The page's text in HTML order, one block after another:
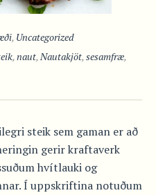
, Uncategorized
,naut,Nautakjöt,sesamfræ,
steik sem gaman er að
gerir kraftaverk
hvítlauki og
Í uppskriftina notuðum